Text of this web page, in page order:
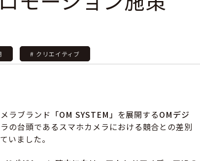
# クリエイティブ
ラブランド 「OM SYSTEM」 を展開するOMデジ
の台頭であるスマホカメラにおける競合との差別
いました。